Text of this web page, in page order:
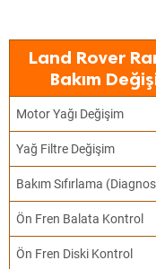
Land Rover
Bakım
Motor Yağı Değişim
Yağ Filtre Değişim
Bakım Sıfırlama
Ön Fren Balata Kontrol
Ön Fren Diski Kontrol